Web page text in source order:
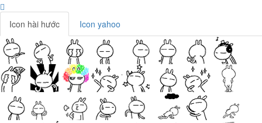
Icon hài hước Icon yahoo